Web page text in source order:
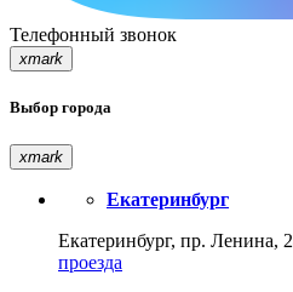
Телефонный звонок
xmark
Выбор города
xmark
Екатеринбург
Екатеринбург, пр. Ленина,
проезда